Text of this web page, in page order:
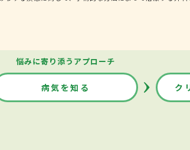
悩みに寄り添うアプローチ
病気を知る ク